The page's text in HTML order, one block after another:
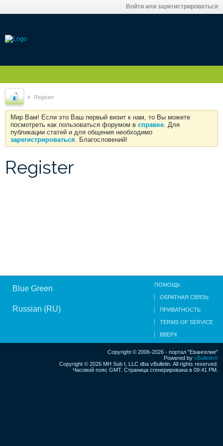
Войти или зарегистрироваться
Register
Мир Вам! Если это Ваш первый визит к нам, то Вы можете
посмотреть как пользоваться форумом в справке. Для
публикации статей и для общения необходимо
зарегистрироваться. Благословений!
Register
Blue Green
Russian (RU)
ПОМОЩЬ
ОБРАТНАЯ СВЯЗЬ
ПРИВАТНОСТЬ
TERMS OF SERVICE
ВВЕРХ
Copyright © 2006-2026 - портал "Евангелие"
Powered by vBulletin®
Copyright © 2026 MH Sub I, LLC dba vBulletin. All rights reserved.
Часовой пояс GMT. Страница сгенерирована в 09:41 PM.